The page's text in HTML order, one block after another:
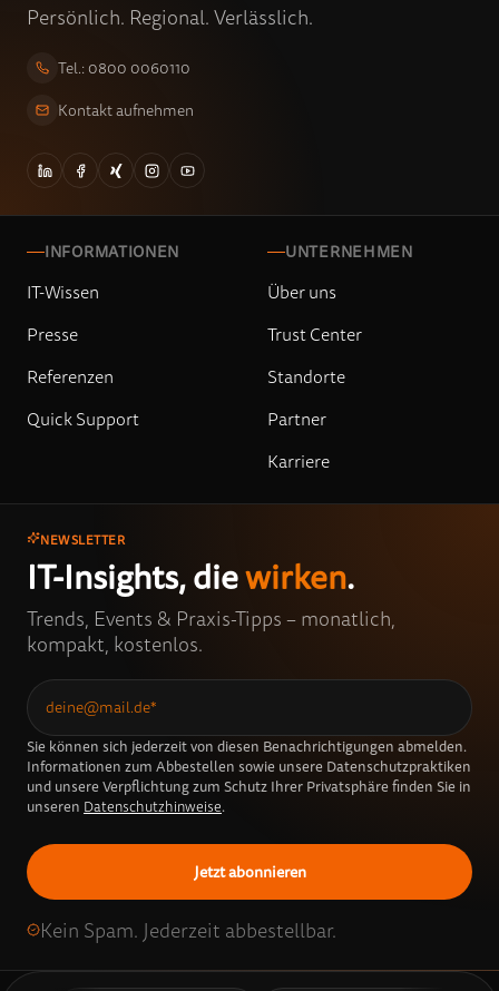
Persönlich. Regional. Verlässlich.
Tel.: 0800 0060110
Kontakt aufnehmen
INFORMATIONEN
IT-Wissen
Presse
Referenzen
Quick Support
UNTERNEHMEN
Über uns
Trust Center
Standorte
Partner
Karriere
NEWSLETTER
IT-Insights, diewirken.
Trends, Events & Praxis-Tipps – monatlich,
kompakt, kostenlos.
Sie können sich jederzeit von diesen Benachrichtigungen abmelden.
Informationen zum Abbestellen sowie unsere Datenschutzpraktiken
und unsere Verpflichtung zum Schutz Ihrer Privatsphäre finden Sie in
unseren Datenschutzhinweise.
Kein Spam. Jederzeit abbestellbar.